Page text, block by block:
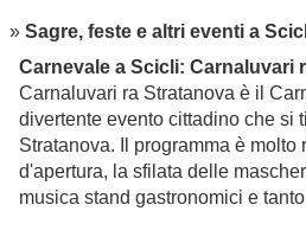
» Sagre, feste e altri eventi a
Carnevale a Scicli: Carnaluvari
Carnaluvari ra Stratanova è il
divertente evento cittadino che si
Stratanova. Il programma è molto
d'apertura, la sfilata delle
musica stand gastronomici e